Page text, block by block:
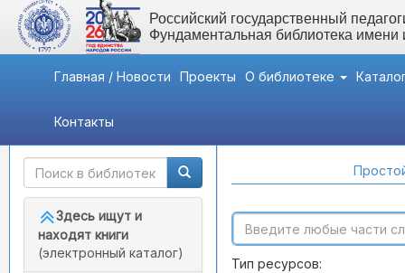
Российский государственный
Фундаментальная библиотека
Главная / Новости Проекты О библиотеке
Контакты
Быстрый доступ
Здесь ищут и
находят книги
(электронный каталог)
Тип ресурсов: